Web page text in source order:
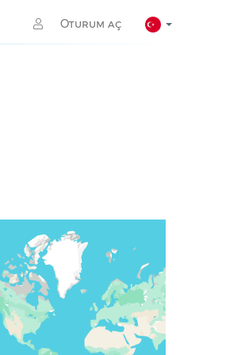
Oturum aç